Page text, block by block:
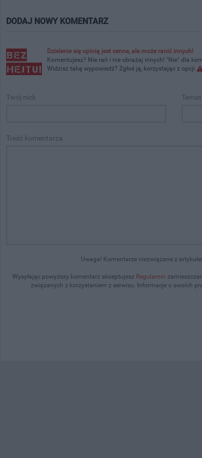
DODAJ NOWY KOMENTARZ
Dzielenie się opinią jest cenne, ale może ranić innych!
Komentujesz? Nie rań i nie obrażaj innych! "Nie" dla
Widzisz taką wypowiedź? Zgłoś ją, korzystając z opcji
Twój nick Temat
Treść komentarza
Uwaga! Komentarze niezwiązane z
Wysyłając powyższy komentarz akceptujesz Regulamin
związanych z korzystaniem z serwisu. Informacje o swoich